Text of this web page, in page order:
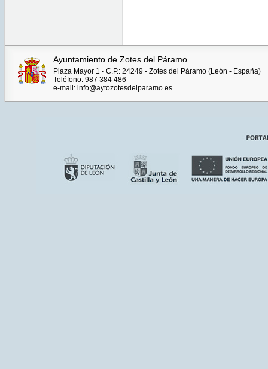
Ayuntamiento de Zotes del Páramo
Plaza Mayor 1 - C.P.: 24249 - Zotes del Páramo (León - España)
Teléfono: 987 384 486
e-mail: info@aytozotesdelparamo.es